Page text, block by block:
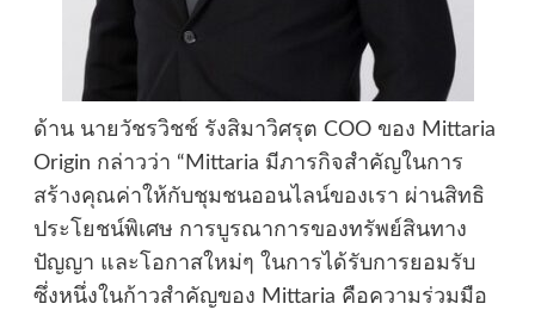
ด้าน นายวัชรวิชช์ รังสิมาวิศรุต COO ของ Mittaria
Origin กล่าวว่า “Mittaria มีภารกิจสำคัญในการ
สร้างคุณค่าให้กับชุมชนออนไลน์ของเรา ผ่านสิทธิ
ประโยชน์พิเศษ การบูรณาการของทรัพย์สินทาง
ปัญญา และโอกาสใหม่ๆ ในการได้รับการยอมรับ
ซึ่งหนึ่งในก้าวสำคัญของ Mittaria คือความร่วมมือ